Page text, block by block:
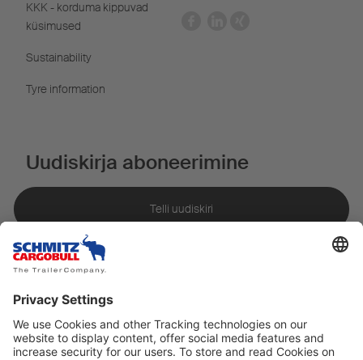
KKK - korduma kippuvad
küsimused
Sustainability
Tyre information
Uudiskirja aboneerimine